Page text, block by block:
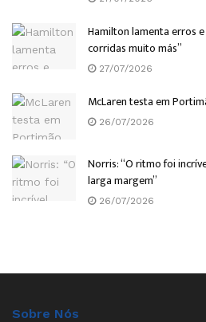
Hamilton lamenta erros
corridas muito más”
27/07/2026
McLaren testa em
26/07/2026
Norris: “O ritmo foi
larga margem”
26/07/2026
Sobre Nós